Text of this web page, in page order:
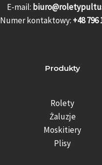
E-mail:
Numer kontaktowy: +48 796
Produkty
Rolety
Żaluzje
Moskitiery
Plisy